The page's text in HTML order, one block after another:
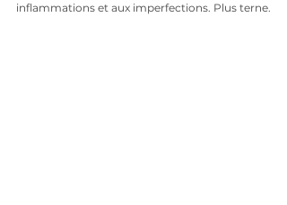
inflammations et aux imperfections. Plus terne.